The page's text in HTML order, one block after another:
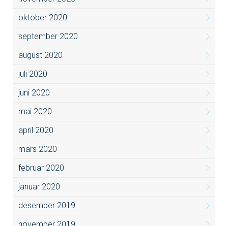
oktober 2020
september 2020
august 2020
juli 2020
juni 2020
mai 2020
april 2020
mars 2020
februar 2020
januar 2020
desember 2019
november 2019